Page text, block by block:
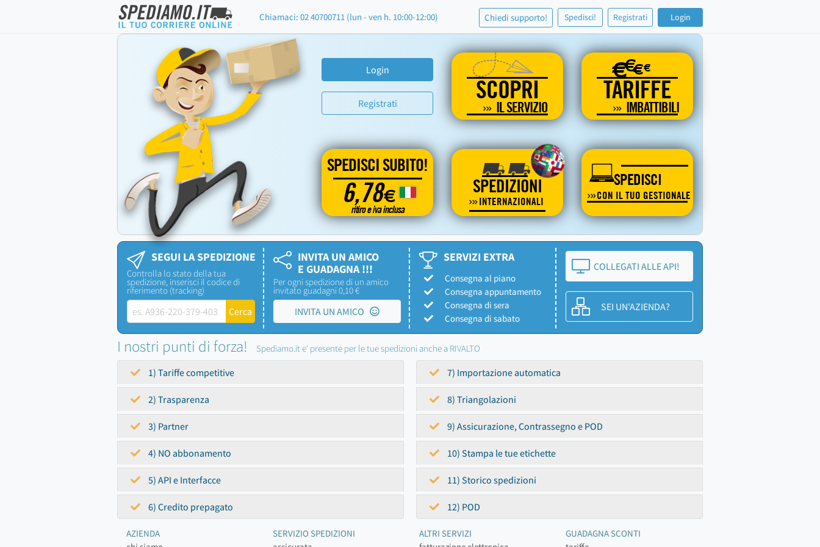
Chiamaci: 02 40700711 (lun - ven h. 10:00-12:00) Chiedi supporto! Spedisci! Registrati Login
Login
Registrati SCOPRI
IL SERVIZIO
€€€€
TARIFFE
IMBATTIBILI
SPEDISCI SUBITO!
6,78€
ritiro e iva inclusa
SPEDIZIONI
INTERNAZIONALI
SPEDISCI
CON IL TUO GESTIONALE
SEGUI LA SPEDIZIONE
Controlla lo stato della tua
spedizione, inserisci il codice di
riferimento (tracking)
INVITA UN AMICO
E GUADAGNA !!!
Per ogni spedizione di un amico
invitato guadagni 0,10 €
INVITA UN AMICO
SERVIZI EXTRA
Consegna al piano
Consegna appuntamento
Consegna di sera
Consegna di sabato
COLLEGATI ALLE API!
SEI UN'AZIENDA?
I nostri punti di forza! Spediamo.it e' presente per le tue spedizioni anche a RIVALTO
1) Tariffe competitive
2) Trasparenza
3) Partner
4) NO abbonamento
5) API e Interfacce
6) Credito prepagato
7) Importazione automatica
8) Triangolazioni
9) Assicurazione, Contrassegno e POD
10) Stampa le tue etichette
11) Storico spedizioni
12) POD
AZIENDA
SERVIZIO SPEDIZIONI
ALTRI SERVIZI
GUADAGNA SCONTI